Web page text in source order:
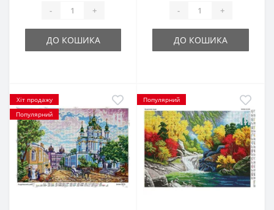
- +
ДО КОШИКА
- +
ДО КОШИКА
Хіт продажу
Популярний
Популярний